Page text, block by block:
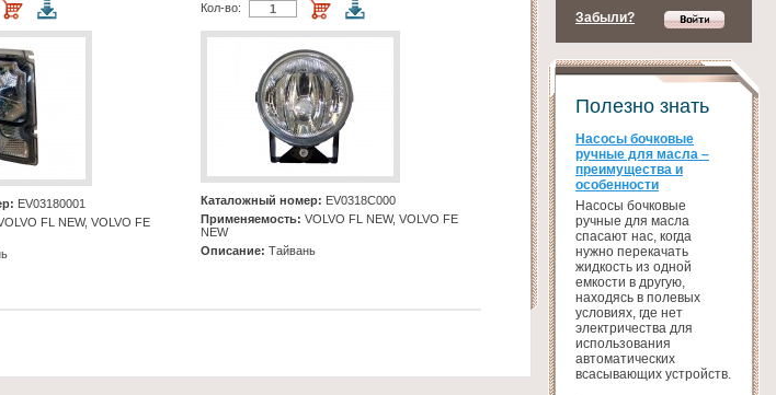
EV03180001
FL NEW, VOLVO FE
Кол-во:
Каталожный номер: EV0318C000
Применяемость: VOLVO FL NEW, VOLVO FE
NEW
Описание: Тайвань
Забыли?
Полезно знать
Насосы бочковые
ручные для масла –
преимущества и
особенности
Насосы бочковые
ручные для масла
спасают нас, когда
нужно перекачать
жидкость из одной
емкости в другую,
находясь в полевых
условиях, где нет
электричества для
использования
автоматических
всасывающих устройств.